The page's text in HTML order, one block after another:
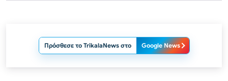
Πρόσθεσε το TrikalaNews στο Google News